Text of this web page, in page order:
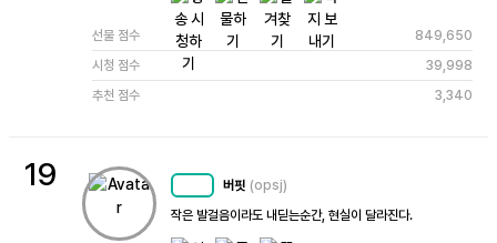
선물 점수
849,650
시청 점수
39,998
추천 점수
3,340
19 버핏 (opsj)
작은 발걸음이라도 내딛는순간, 현실이 달라진다.